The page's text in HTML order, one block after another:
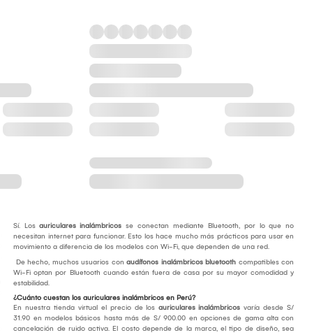
Sí. Losauriculares inalámbricos se conectan mediante Bluetooth, por lo que no
necesitan internet para funcionar. Esto los hace mucho más prácticos para usar en
movimiento a diferencia de los modelos con Wi-Fi, que dependen de una red.
De hecho, muchos usuarios conaudífonos inalámbricos bluetooth compatibles con
Wi-Fi optan por Bluetooth cuando están fuera de casa por su mayor comodidad y
estabilidad.
¿Cuánto cuestan los auriculares inalámbricos en Perú?
En nuestra tienda virtual el precio de losauriculares inalámbricos varía desde S/
31.90 en modelos básicos hasta más de S/ 900.00 en opciones de gama alta con
cancelación de ruido activa. El costo depende de la marca, el tipo de diseño, sea